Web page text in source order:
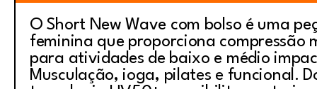
O Short New Wave com bolso é uma
feminina que proporciona compressão
para atividades de baixo e médio
Musculação, ioga, pilates e funcional.